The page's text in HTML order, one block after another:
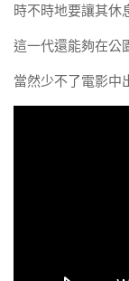
時不時地要讓其休
這一代還能夠在公
當然少不了電影中